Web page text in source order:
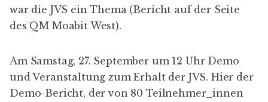
war die JVS ein Thema (Bericht auf der Seite
des QM Moabit West).
Am Samstag, 27. September um 12 Uhr Demo
und Veranstaltung zum Erhalt der JVS. Hier der
Demo-Bericht, der von 80 Teilnehmer_innen